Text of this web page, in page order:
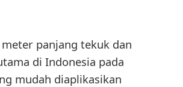
panjang tekuk dan
di Indonesia pada
mudah diaplikasikan